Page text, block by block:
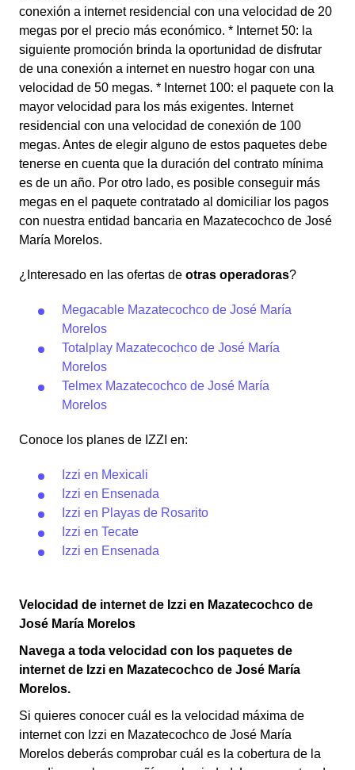
conexión a internet residencial con una velocidad de 20
megas por el precio más económico. * Internet 50: la
siguiente promoción brinda la oportunidad de disfrutar
de una conexión a internet en nuestro hogar con una
velocidad de 50 megas. * Internet 100: el paquete con la
mayor velocidad para los más exigentes. Internet
residencial con una velocidad de conexión de 100
megas. Antes de elegir alguno de estos paquetes debe
tenerse en cuenta que la duración del contrato mínima
es de un año. Por otro lado, es posible conseguir más
megas en el paquete contratado al domiciliar los pagos
con nuestra entidad bancaria en Mazatecochco de José
María Morelos.
¿Interesado en las ofertas de otras operadoras?
Megacable Mazatecochco de José María
Morelos
Totalplay Mazatecochco de José María
Morelos
Telmex Mazatecochco de José María
Morelos
Conoce los planes de IZZI en:
Izzi en Mexicali
Izzi en Ensenada
Izzi en Playas de Rosarito
Izzi en Tecate
Izzi en Ensenada
Velocidad de internet de Izzi en Mazatecochco de
José María Morelos
Navega a toda velocidad con los paquetes de
internet de Izzi en Mazatecochco de José María
Morelos.
Si quieres conocer cuál es la velocidad máxima de
internet con Izzi en Mazatecochco de José María
Morelos deberás comprobar cuál es la cobertura de la